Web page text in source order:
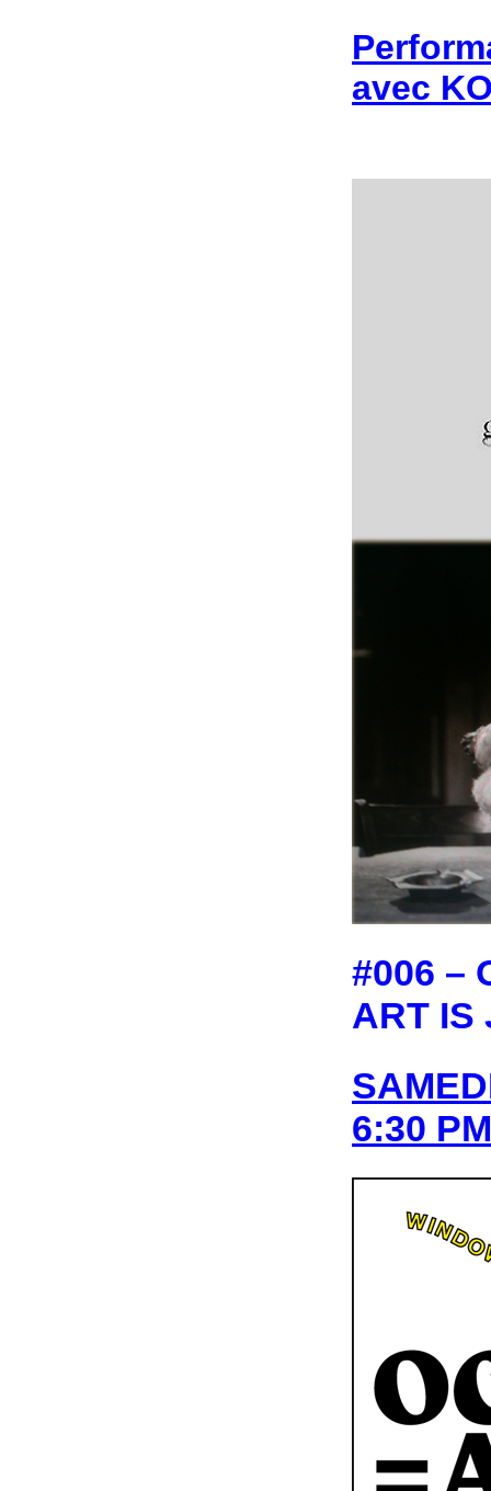
avec
#006 –
ART IS
6:30 PM